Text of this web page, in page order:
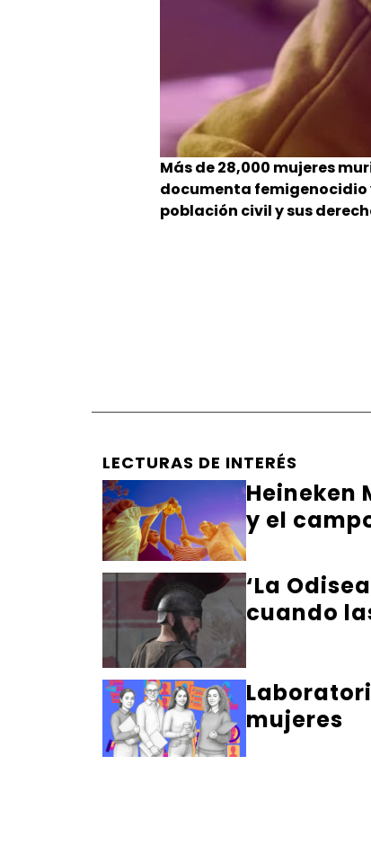
Más de 28,000 mujeres
documenta femigenocidio
población civil y sus
LECTURAS DE INTERÉS
Heineken
y el
‘La
cuando
mujeres